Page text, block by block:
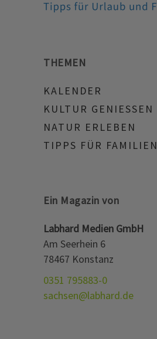
THEMEN
KALENDER
KULTUR GENIESSEN
NATUR ERLEBEN
TIPPS FÜR FAMILIEN
Ein Magazin von
Labhard Medien GmbH
Am Seerhein 6
78467 Konstanz
0351 795883-0
sachsen@labhard.de